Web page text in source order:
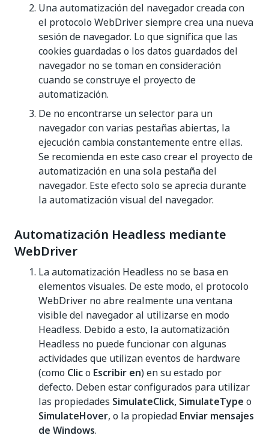
Una automatización del navegador creada con
el protocolo WebDriver siempre crea una nueva
sesión de navegador. Lo que significa que las
cookies guardadas o los datos guardados del
navegador no se toman en consideración
cuando se construye el proyecto de
automatización.
De no encontrarse un selector para un
navegador con varias pestañas abiertas, la
ejecución cambia constantemente entre ellas.
Se recomienda en este caso crear el proyecto de
automatización en una sola pestaña del
navegador. Este efecto solo se aprecia durante
la automatización visual del navegador.
Automatización Headless mediante
WebDriver
La automatización Headless no se basa en
elementos visuales. De este modo, el protocolo
WebDriver no abre realmente una ventana
visible del navegador al utilizarse en modo
Headless. Debido a esto, la automatización
Headless no puede funcionar con algunas
actividades que utilizan eventos de hardware
(como Clico Escribir en) en su estado por
defecto. Deben estar configurados para utilizar
las propiedades SimulateClick, SimulateType o
SimulateHover, o la propiedad Enviar mensajes
de Windows.